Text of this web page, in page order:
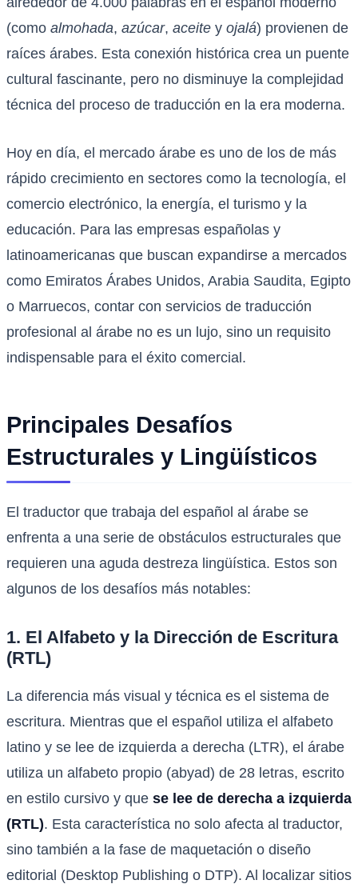
(como almohada, azúcar, aceite y ojalá) provienen de
raíces árabes. Esta conexión histórica crea un puente
cultural fascinante, pero no disminuye la complejidad
técnica del proceso de traducción en la era moderna.
Hoy en día, el mercado árabe es uno de los de más
rápido crecimiento en sectores como la tecnología, el
comercio electrónico, la energía, el turismo y la
educación. Para las empresas españolas y
latinoamericanas que buscan expandirse a mercados
como Emiratos Árabes Unidos, Arabia Saudita, Egipto
o Marruecos, contar con servicios de traducción
profesional al árabe no es un lujo, sino un requisito
indispensable para el éxito comercial.
Principales Desafíos
Estructurales y Lingüísticos
El traductor que trabaja del español al árabe se
enfrenta a una serie de obstáculos estructurales que
requieren una aguda destreza lingüística. Estos son
algunos de los desafíos más notables:
1. El Alfabeto y la Dirección de Escritura
(RTL)
La diferencia más visual y técnica es el sistema de
escritura. Mientras que el español utiliza el alfabeto
latino y se lee de izquierda a derecha (LTR), el árabe
utiliza un alfabeto propio (abyad) de 28 letras, escrito
en estilo cursivo y que se lee de derecha a izquierda
(RTL). Esta característica no solo afecta al traductor,
sino también a la fase de maquetación o diseño
editorial (Desktop Publishing o DTP). Al localizar sitios